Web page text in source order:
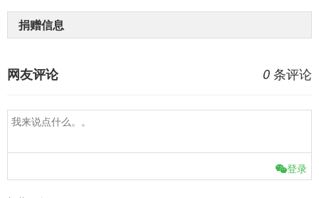
捐赠信息
0 条评论
网友评论
登录